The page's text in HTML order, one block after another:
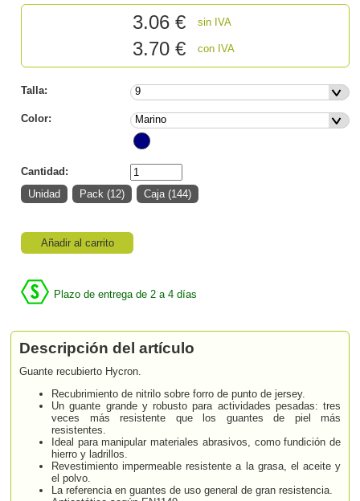
3.06€ sin IVA
3.70 € con IVA
Talla:
Color:
Cantidad:
Añadir al carrito
Plazo de entrega de 2 a 4 días
Descripción del artículo
Guante recubierto Hycron.
Recubrimiento de nitrilo sobre forro de punto de jersey.
Un guante grande y robusto para actividades pesadas: tres
veces más resistente que los guantes de piel más
resistentes.
Ideal para manipular materiales abrasivos, como fundición de
hierro y ladrillos.
Revestimiento impermeable resistente a la grasa, el aceite y
el polvo.
La referencia en guantes de uso general de gran resistencia.